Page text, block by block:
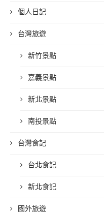
個人日記
台灣旅遊
新竹景點
嘉義景點
新北景點
南投景點
台灣食記
台北食記
新北食記
國外旅遊